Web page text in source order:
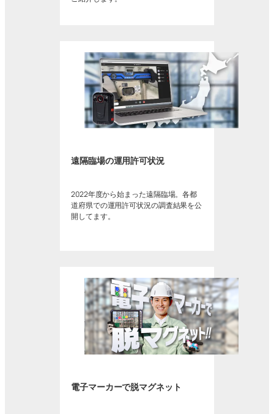
遠隔臨場の運用許可状況
2022年度から始まった遠隔臨場。各都
道府県での運用許可状況の調査結果を公
開してます。
電子マーカーで脱マグネット